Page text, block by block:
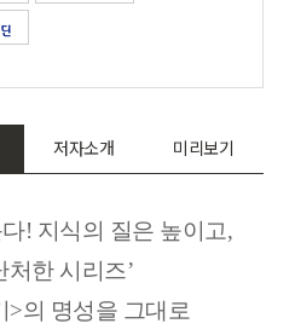
저자소개 미리보기
! 지식의 질은 높이고,
처한 시리즈’
의 명성을 그대로